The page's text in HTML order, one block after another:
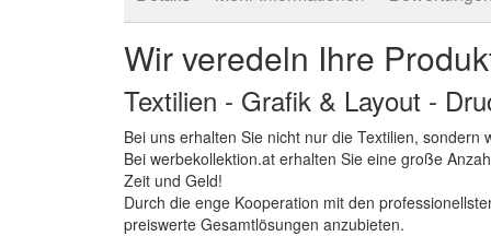
Wir veredeln Ihre
Textilien - Grafik & Layout -
Bei uns erhalten Sie nicht nur die Textilien,
Bei werbekollektion.at erhalten Sie eine große
Zeit und Geld!
Durch die enge Kooperation mit den
preiswerte Gesamtlösungen anzubieten.